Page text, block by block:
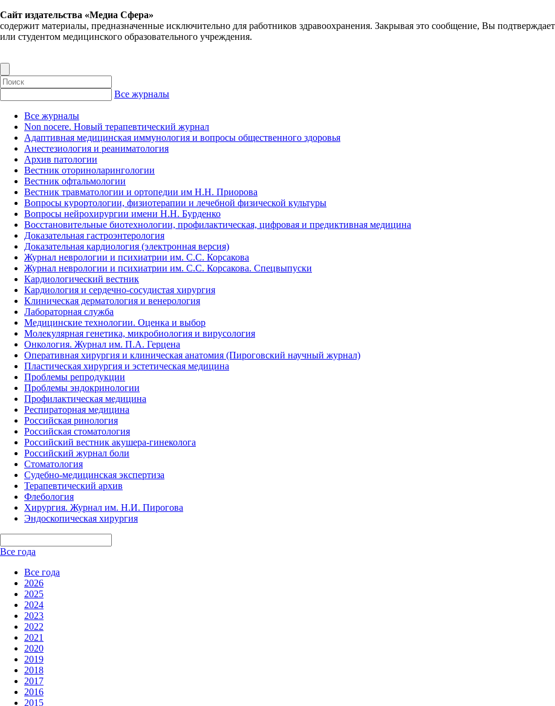
Сайт издательства «Медиа Сфера»
содержит материалы, предназначенные исключительно для работников здравоохранения. Закрывая это сообщение, Вы
или студентом медицинского образовательного учреждения.
Все журналы
Все журналы
Non nocere. Новый терапевтический журнал
Адаптивная медицинская иммунология и вопросы общественного здоровья
Анестезиология и реаниматология
Архив патологии
Вестник оториноларингологии
Вестник офтальмологии
Вестник травматологии и ортопедии им Н.Н. Приорова
Вопросы курортологии, физиотерапии и лечебной физической культуры
Вопросы нейрохирургии имени Н.Н. Бурденко
Восстановительные биотехнологии, профилактическая, цифровая и предиктивная медицина
Доказательная гастроэнтерология
Доказательная кардиология (электронная версия)
Журнал неврологии и психиатрии им. С.С. Корсакова
Журнал неврологии и психиатрии им. С.С. Корсакова. Спецвыпуски
Кардиологический вестник
Кардиология и сердечно-сосудистая хирургия
Клиническая дерматология и венерология
Лабораторная служба
Медицинские технологии. Оценка и выбор
Молекулярная генетика, микробиология и вирусология
Онкология. Журнал им. П.А. Герцена
Оперативная хирургия и клиническая анатомия (Пироговский научный журнал)
Пластическая хирургия и эстетическая медицина
Проблемы репродукции
Проблемы эндокринологии
Профилактическая медицина
Респираторная медицина
Российская ринология
Российская стоматология
Российский вестник акушера-гинеколога
Российский журнал боли
Стоматология
Судебно-медицинская экспертиза
Терапевтический архив
Флебология
Хирургия. Журнал им. Н.И. Пирогова
Эндоскопическая хирургия
Все года
Все года
2026
2025
2024
2023
2022
2021
2020
2019
2018
2017
2016
2015